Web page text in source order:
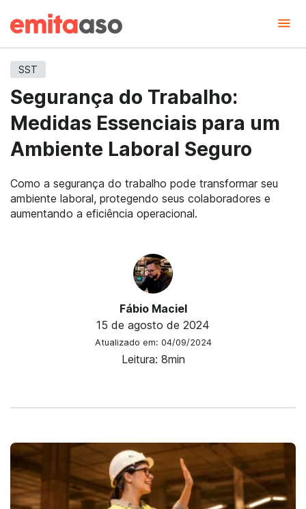
SST
Segurança do Trabalho:
Medidas Essenciais para um
Ambiente Laboral Seguro
Como a segurança do trabalho pode transformar seu
ambiente laboral, protegendo seus colaboradores e
aumentando a eficiência operacional.
Fábio Maciel
15 de agosto de 2024
Atualizado em: 04/09/2024
Leitura: 8min